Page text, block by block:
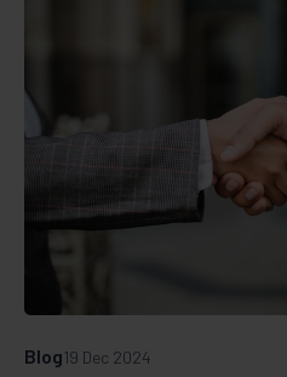
Blog19 Dec 2024